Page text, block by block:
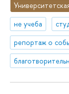
не учеба
репортаж о